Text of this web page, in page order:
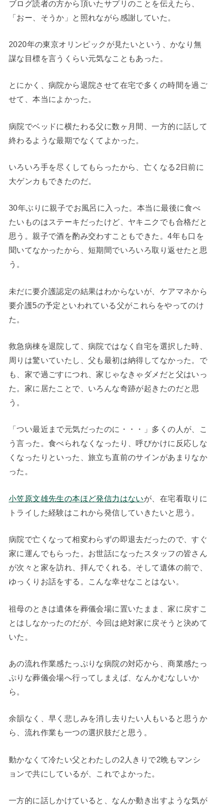
ブログ読者の方から頂いたサプリのことを伝えたら、
「おー、そうか」と照れながら感謝していた。
2020年の東京オリンピックが見たいという、かなり無
謀な目標を言うくらい元気なこともあった。
とにかく、病院から退院させて在宅で多くの時間を過ご
せて、本当によかった。
病院でベッドに横たわる父に数ヶ月間、一方的に話して
終わるような最期でなくてよかった。
いろいろ手を尽くしてもらったから、亡くなる2日前に
大ゲンカもできたのだ。
30年ぶりに親子でお風呂に入った。本当に最後に食べ
たいものはステーキだったけど、ヤキニクでも合格だと
思う。親子で酒を酌み交わすこともできた。4年も口を
聞いてなかったから、短期間でいろいろ取り返せたと思
う。
未だに要介護認定の結果はわからないが、ケアマネから
要介護5の予定といわれている父がこれらをやってのけ
た。
救急病棟を退院して、病院ではなく自宅を選択した時、
周りは驚いていたし、父も最初は納得してなかった。で
も、家で過ごすにつれ、家じゃなきゃダメだと父はいっ
た。家に居たことで、いろんな奇跡が起きたのだと思
う。
「つい最近まで元気だったのに・・・」多くの人が、こ
う言った。食べられなくなったり、呼びかけに反応しな
くなったりといった、旅立ち直前のサインがあまりなか
った。
小笠原文雄先生の本ほど発信力はないが、在宅看取りに
トライした経験はこれから発信していきたいと思う。
病院で亡くなって相変わらずの即退去だったので、すぐ
家に運んでもらった。お世話になったスタッフの皆さん
が次々と家を訪れ、拝んでくれる。そして遺体の前で、
ゆっくりお話をする。こんな幸せなことはない。
祖母のときは遺体を葬儀会場に置いたまま、家に戻すこ
とはしなかったのだが、今回は絶対家に戻そうと決めて
いた。
あの流れ作業感たっぷりな病院の対応から、商業感たっ
ぷりな葬儀会場へ行ってしまえば、なんかむなしいか
ら。
余韻なく、早く悲しみを消し去りたい人もいると思うか
ら、流れ作業も一つの選択肢だと思う。
動かなくて冷たい父とわたしの2人きりで2晩もマンシ
ョンで共にしているが、これでよかった。
一方的に話しかけていると、なんか動き出すような気が